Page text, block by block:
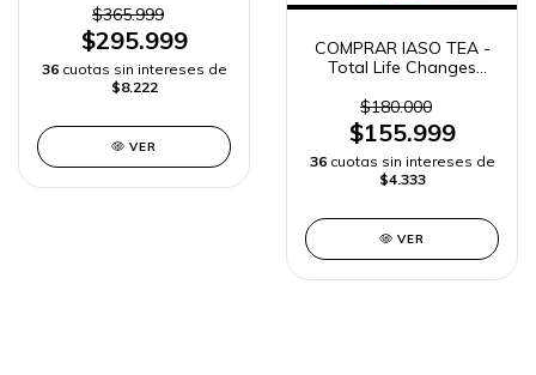
20 sobres
$365.999
$295.999
36 cuotas sin intereses de
$8.222
VER
COMPRAR IASO TEA -
Total Life Changes
RAPIDO
$180.000
$155.999
36 cuotas sin intereses de
$4.333
VER